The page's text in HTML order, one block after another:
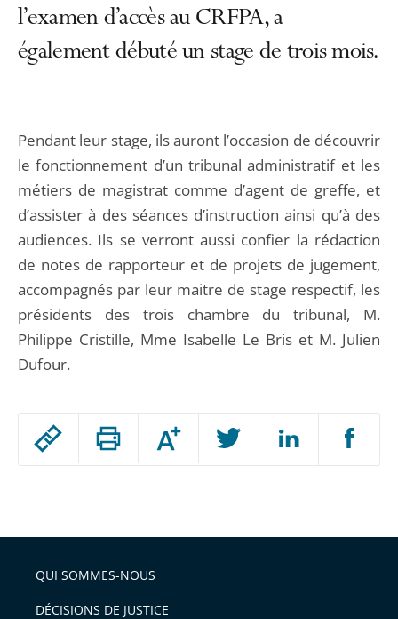
Passer
arriver
après
Augmenter
ou
l'article
pour
l’examen d’accès au CRFPA, a
également débuté un stage de trois mois.
Pendant leur stage, ils auront l’occasion de découvrir
le fonctionnement d’un tribunal administratif et les
métiers de magistrat comme d’agent de greffe, et
d’assister à des séances d’instruction ainsi qu’à des
audiences. Ils se verront aussi confier la rédaction
de notes de rapporteur et de projets de jugement,
accompagnés par leur maitre de stage respectif, les
présidents des trois chambre du tribunal, M.
Philippe Cristille, Mme Isabelle Le Bris et M. Julien
Dufour.
QUI SOMMES-NOUS
DÉCISIONS DE JUSTICE